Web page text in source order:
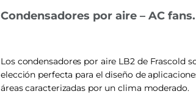
Condensadores por aire – AC fans.
Los condensadores por aire LB2 de Frascold
elección perfecta para el diseño de
áreas caracterizadas por un clima moderado.